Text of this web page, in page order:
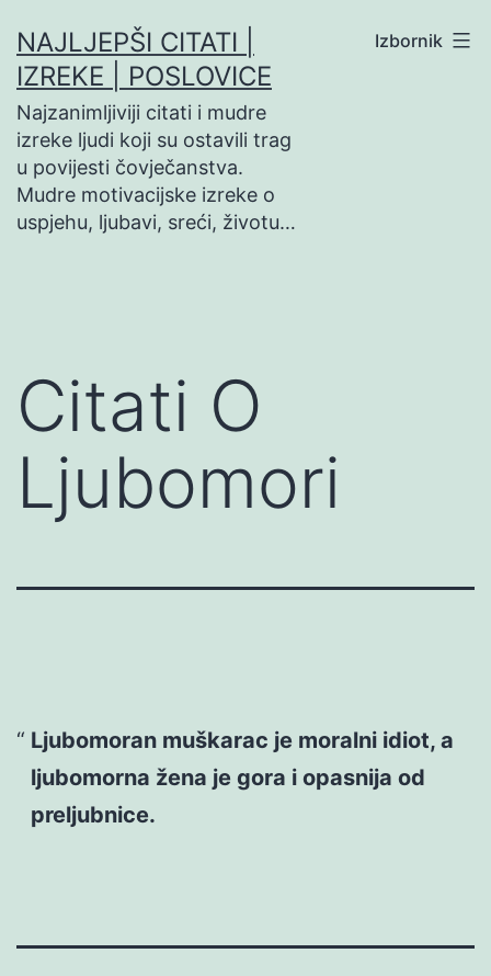
na
sadržaj
NAJLJEPŠI CITATI |
IZREKE | POSLOVICE
Najzanimljiviji citati i mudre
izreke ljudi koji su ostavili trag
u povijesti čovječanstva.
Mudre motivacijske izreke o
uspjehu, ljubavi, sreći, životu…
Izbornik
Citati O
Ljubomori
Ljubomoran muškarac je moralni idiot, a
ljubomorna žena je gora i opasnija od
preljubnice.